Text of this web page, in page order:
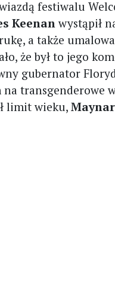
festiwalu
Keenanwystąpił
a także
że był to jego
gubernator
transgenderowe
limit wieku,